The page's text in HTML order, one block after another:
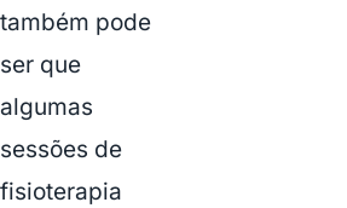
também pode
ser que
algumas
sessões de
fisioterapia